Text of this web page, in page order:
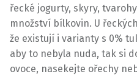
řecké jogurty, skyry,
množství bílkovin. U
že existují i varianty s 0%
aby to nebyla nuda, tak si
ovoce, nasekejte ořechy